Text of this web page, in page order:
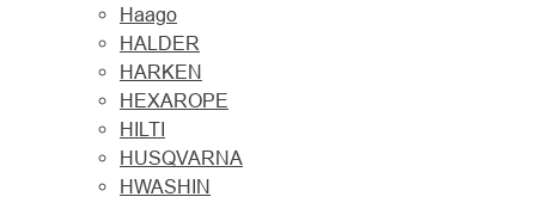
Haago
HALDER
HARKEN
HEXAROPE
HILTI
HUSQVARNA
HWASHIN